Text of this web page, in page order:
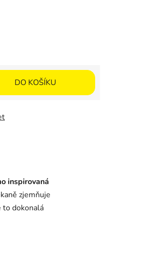
DO KOŠÍKU
inspirovaná
zjemňuje
to dokonalá